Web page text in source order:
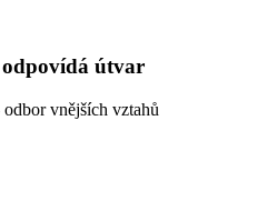
útvar
vnějších vztahů